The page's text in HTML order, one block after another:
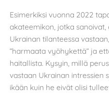
Esimerkiksi vuonna 2022
akateemikon, jotka
Ukrainan tilanteessa
“harmaata vyöhykettä“ ja
haitallista. Kysyin, millä
vastaan Ukrainan intressien
ikään kuin he eivät olisi